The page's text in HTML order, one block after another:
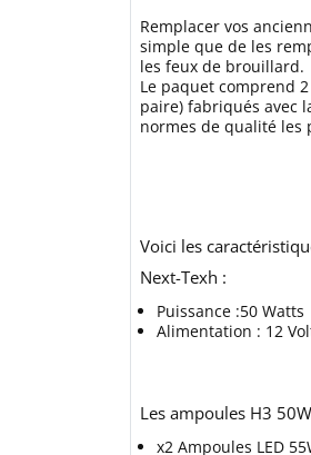
Remplacer vos
simple que de les
les feux de brouillard.
Le paquet comprend
paire) fabriqués avec
normes de qualité les
Voici les
Next-Texh :
Puissance :50 Watts
Alimentation : 12
Les ampoules H3
x2 Ampoules LED